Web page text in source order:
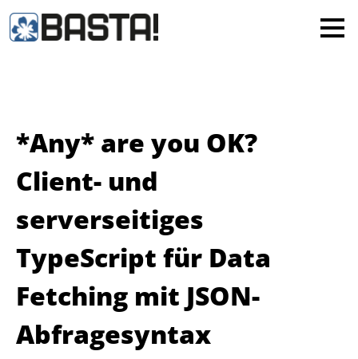
*Any* are you OK?
Client- und
serverseitiges
TypeScript für Data
Fetching mit JSON-
Abfragesyntax
MAINZ
Alle